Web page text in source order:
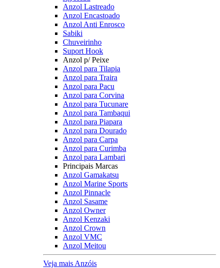
Anzol Lastreado
Anzol Encastoado
Anzol Anti Enrosco
Sabiki
Chuveirinho
Suport Hook
Anzol p/ Peixe
Anzol para Tilapia
Anzol para Traira
Anzol para Pacu
Anzol para Corvina
Anzol para Tucunare
Anzol para Tambaqui
Anzol para Piapara
Anzol para Dourado
Anzol para Carpa
Anzol para Curimba
Anzol para Lambari
Principais Marcas
Anzol Gamakatsu
Anzol Marine Sports
Anzol Pinnacle
Anzol Sasame
Anzol Owner
Anzol Kenzaki
Anzol Crown
Anzol VMC
Anzol Meitou
Veja mais Anzóis